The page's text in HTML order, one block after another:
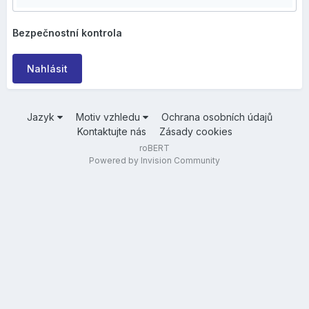
Bezpečnostní kontrola
Nahlásit
Jazyk Motiv vzhledu
Ochrana osobních údajů
Kontaktujte nás
Zásady cookies
roBERT
Powered by Invision Community